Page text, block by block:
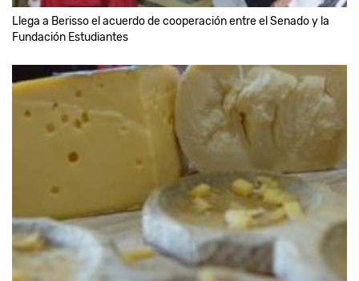
Llega a Berisso el acuerdo de cooperación entre el Senado y la
Fundación Estudiantes